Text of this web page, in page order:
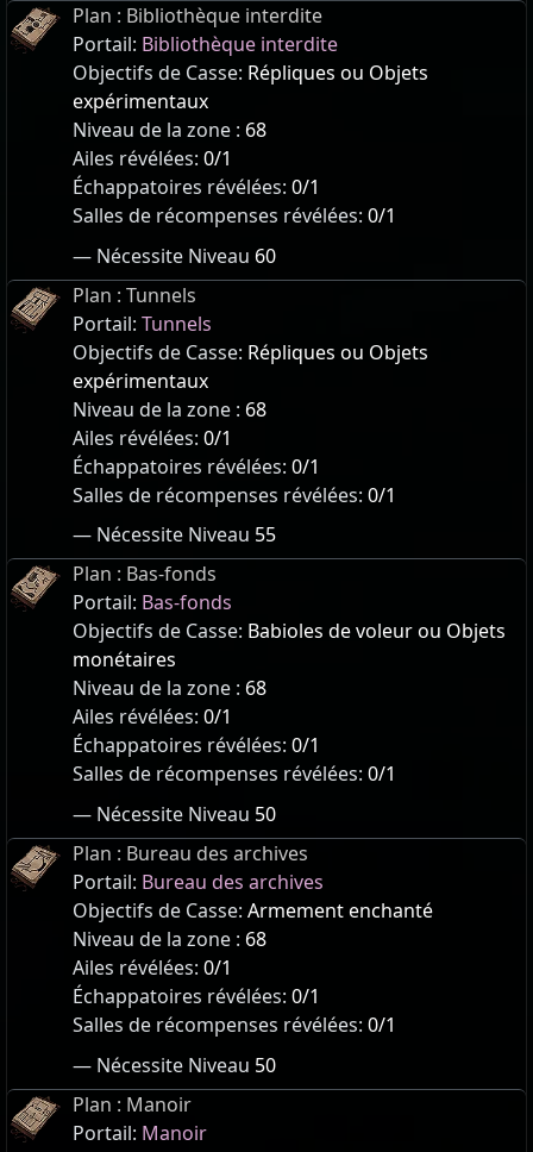
Plan : Bibliothèque interdite
Portail: Bibliothèque interdite
Objectifs de Casse: Répliques ou Objets
expérimentaux
Niveau de la zone : 68
Ailes révélées: 0/1
Échappatoires révélées: 0/1
Salles de récompenses révélées: 0/1
— Nécessite Niveau 60
Plan : Tunnels
Portail: Tunnels
Objectifs de Casse: Répliques ou Objets
expérimentaux
Niveau de la zone : 68
Ailes révélées: 0/1
Échappatoires révélées: 0/1
Salles de récompenses révélées: 0/1
— Nécessite Niveau 55
Plan : Bas-fonds
Portail: Bas-fonds
Objectifs de Casse: Babioles de voleur ou Objets
monétaires
Niveau de la zone : 68
Ailes révélées: 0/1
Échappatoires révélées: 0/1
Salles de récompenses révélées: 0/1
— Nécessite Niveau 50
Plan : Bureau des archives
Portail: Bureau des archives
Objectifs de Casse: Armement enchanté
Niveau de la zone : 68
Ailes révélées: 0/1
Échappatoires révélées: 0/1
Salles de récompenses révélées: 0/1
— Nécessite Niveau 50
Plan : Manoir
Portail: Manoir